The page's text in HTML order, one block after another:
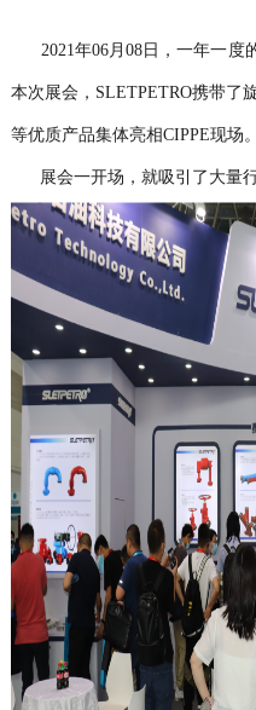
2021年06月08日，一年一度
本次展会，SLETPETRO携带了
等优质产品集体亮相CIPPE现场。
展会一开场，就吸引了大量行